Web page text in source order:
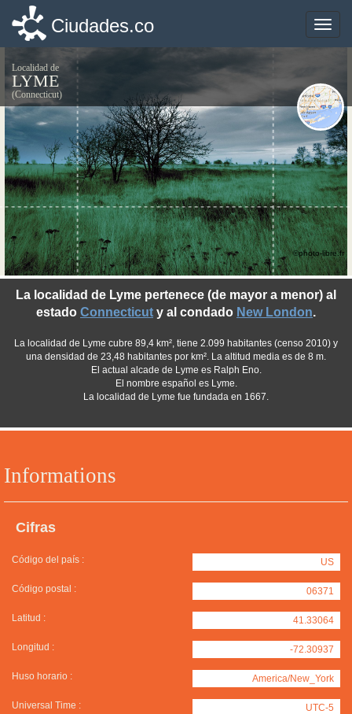
Toggle
Ciudades.co
Localidad de
LYME
(Connecticut)
Informations
Cifras
Código del país : US
Código postal : 06371
Latitud : 41.33064
Longitud : -72.30937
Huso horario : America/New_York
Universal Time : UTC-5
La localidad de Lyme pertenece (de mayor a menor) al
estado Connecticut y al condado New London.
La localidad de Lyme cubre 89,4 km², tiene 2.099 habitantes (censo 2010) y
una densidad de 23,48 habitantes por km². La altitud media es de 8 m.
El actual alcade de Lyme es Ralph Eno.
El nombre español es Lyme.
La localidad de Lyme fue fundada en 1667.
©photo-libre.fr
Toggle
Ciudades.co